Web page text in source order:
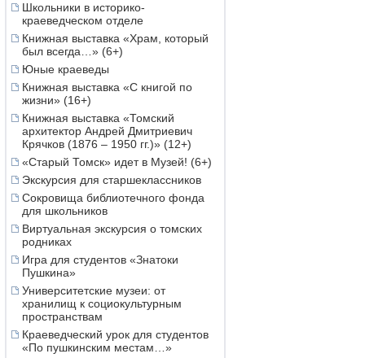
Школьники в историко-
краеведческом отделе
Книжная выставка «Храм, который
был всегда…» (6+)
Юные краеведы
Книжная выставка «С книгой по
жизни» (16+)
Книжная выставка «Томский
архитектор Андрей Дмитриевич
Крячков (1876 – 1950 гг.)» (12+)
«Старый Томск» идет в Музей! (6+)
Экскурсия для старшеклассников
Сокровища библиотечного фонда
для школьников
Виртуальная экскурсия о томских
родниках
Игра для студентов «Знатоки
Пушкина»
Университетские музеи: от
хранилищ к социокультурным
пространствам
Краеведческий урок для студентов
«По пушкинским местам…»